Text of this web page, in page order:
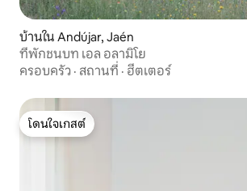
บ้านใน Andújar, Jaén
ที่พักชนบท เอล อลามิโย
ครอบครัว · สถานที่ · ฮีตเตอร์
โดนใจเกสต์
โดนใจเกสต์